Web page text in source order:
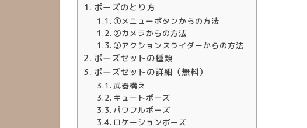
ポーズのとり方
①メニューボタンからの方法
②カメラからの方法
③アクションスライダーからの方法
ポーズセットの種類
ポーズセットの詳細（無料）
武器構え
キュートポーズ
パワフルポーズ
ロケーションポーズ